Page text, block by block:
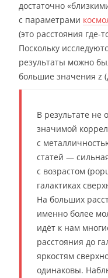
достаточно
с параметрами
(это расстояния где-
Поскольку
результаты можно
большие значения z
В результате не
значимой
с
статей —
с возрастом
галактиках
На больших
именно более
идёт к нам
расстояния до
яркостям
одинаковы.